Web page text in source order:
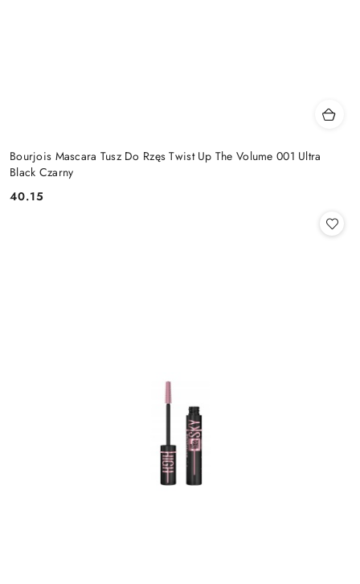
Bourjois Mascara Tusz Do Rzęs Twist Up The Volume 001 Ultra
Black Czarny
Cena:
40.15